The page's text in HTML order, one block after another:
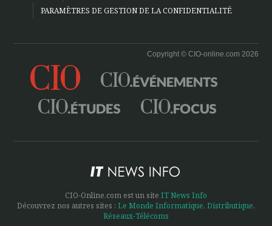
PARAMÈTRES DE GESTION DE LA CONFIDENTIALITÉ
Copyright © CIO-online.com 2026
CIO-Online.com est un site IT News Info
Découvrez nos autres sites : Le Monde Informatique, Distributique,
Réseaux-Télécoms